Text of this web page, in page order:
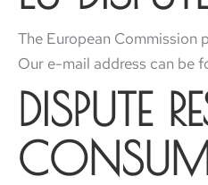
The European
Our e-mail address can be
DISPUTE